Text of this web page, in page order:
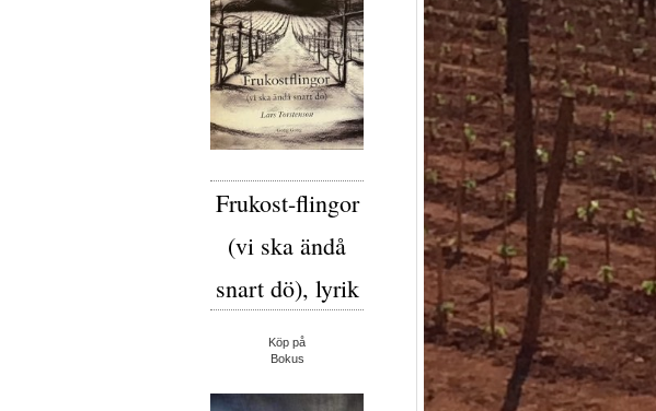
Frukost-flingor
(vi ska ändå
snart dö), lyrik
Köp på
Bokus